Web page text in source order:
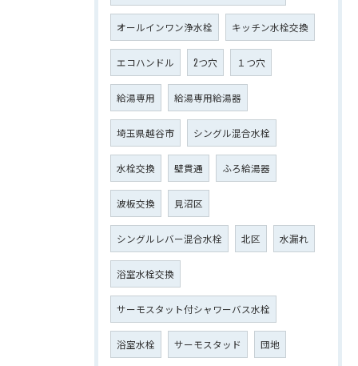
オールインワン浄水栓 キッチン水栓交換
エコハンドル 2つ穴 １つ穴
給湯専用 給湯専用給湯器
埼玉県越谷市 シングル混合水栓
水栓交換 壁貫通 ふろ給湯器
波板交換 見沼区
シングルレバー混合水栓 北区 水漏れ
浴室水栓交換
サーモスタット付シャワーバス水栓
浴室水栓 サーモスタッド 団地